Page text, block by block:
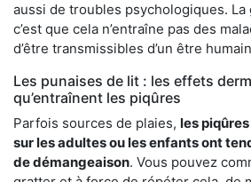
aussi de troubles psychologiques. La
c’est que cela n’entraîne pas des
d’être transmissibles d’un être
Les punaises de lit : les effets
qu’entraînent les piqûres
Parfois sources de plaies, les
sur les adultes ou les enfants ont
de démangeaison. Vous pouvez